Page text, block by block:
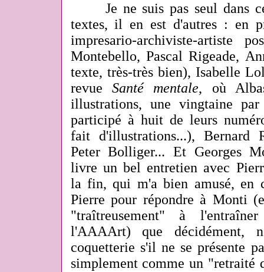
Je ne suis pas seul dans
textes, il en est d'autres : en
impresario-archiviste-artiste
Montebello, Pascal Rigeade,
texte, très-très bien), Isabelle
revue Santé mentale, où
illustrations, une vingtaine
participé à huit de leurs
fait d'illustrations...), Bernard
Peter Bolliger... Et Georges
livre un bel entretien avec
la fin, qui m'a bien amusé, en
Pierre pour répondre à Monti
"traîtreusement" à
l'AAAArt) que décidément,
coquetterie s'il ne se présente
simplement comme un "retraité